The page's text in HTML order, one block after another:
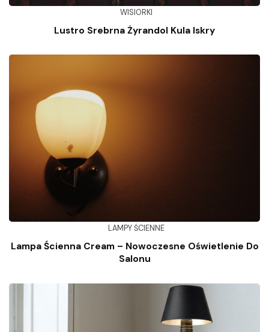
WISIORKI
Lustro Srebrna Żyrandol Kula Iskry
LAMPY ŚCIENNE
Lampa Ścienna Cream – Nowoczesne Oświetlenie Do
Salonu